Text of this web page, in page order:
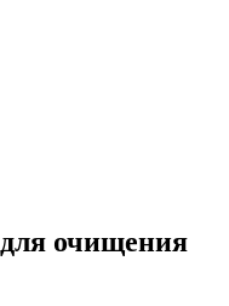
очищения